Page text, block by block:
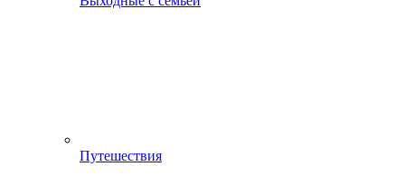
Путешествия